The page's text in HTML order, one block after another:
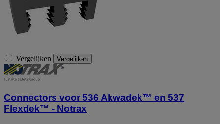
Vergelijken Vergelijken
Connectors voor 536 Akwadek™ en 537
Flexdek™ - Notrax